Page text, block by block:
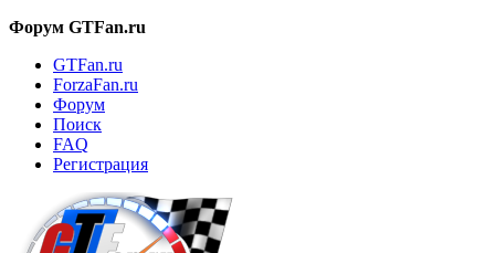
Форум GTFan.ru
GTFan.ru
ForzaFan.ru
Форум
Поиск
FAQ
Регистрация